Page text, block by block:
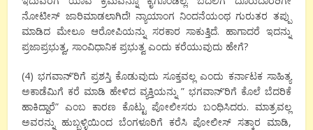
ನೋಟೀಸ್ ಜಾರಿಮಾಡಲಾಗಿದೆ! ನ್ಯಾಯಾಂಗ ನಿಂದನೆಯಂಥ ಗುರುತರ ತಪ್ಪು
ಮಾಡಿದ ಮೇಲೂ ಆರೋಪಿಯನ್ನು ಸರಕಾರ ಸಾಕುತ್ತಿದೆ. ಹಾಗಾದರೆ ಇದನ್ನು
ಪ್ರಜಾಪ್ರಭುತ್ವ, ಸಾಂವಿಧಾನಿಕ ಪ್ರಭುತ್ವ ಎಂದು ಕರೆಯುವುದು ಹೇಗೆ?
(4) ಭಗವಾನ್’ರಿಗೆ ಪ್ರಶಸ್ತಿ ಕೊಡುವುದು ಸೂಕ್ತವಲ್ಲ ಎಂದು ಕರ್ನಾಟಕ ಸಾಹಿತ್ಯ
ಅಕಾಡೆಮಿಗೆ ಕರೆ ಮಾಡಿ ಹೇಳಿದ ವ್ಯಕ್ತಿಯನ್ನು ” ಭಗವಾನ್’ರಿಗೆ ಕೊಲೆ ಬೆದರಿಕೆ
ಹಾಕಿದ್ದಾರೆ” ಎಂಬ ಕಾರಣ ಕೊಟ್ಟು ಪೋಲೀಸರು ಬಂಧಿಸಿದರು. ಮಾತ್ರವಲ್ಲ
ಅವರನ್ನು ಹುಬ್ಬಳ್ಳಿಯಿಂದ ಬೆಂಗಳೂರಿಗೆ ಕರೆಸಿ ಪೋಲೀಸ್ ಸತ್ಕಾರ ಮಾಡಿ,